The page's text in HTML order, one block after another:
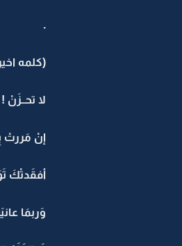
.
(كلمه
لا تحــزَنْ !
إنْ مَررتْ
أفقَدتْكَ
وَربمَا